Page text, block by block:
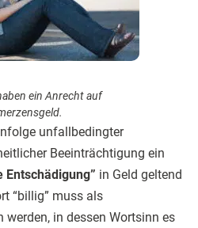
ein Anrecht auf
unfallbedingter
Beeinträchtigung ein
Entschädigung” in Geld geltend
“billig” muss als
werden, in dessen Wortsinn es